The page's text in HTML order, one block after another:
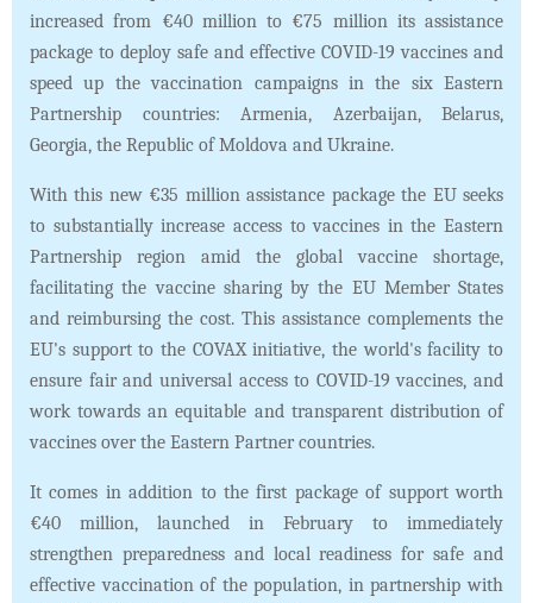
increased from €40 million to €75 million its assistance
package to deploy safe and effective COVID-19 vaccines and
speed up the vaccination campaigns in the six Eastern
Partnership countries: Armenia, Azerbaijan, Belarus,
Georgia, the Republic of Moldova and Ukraine.
With this new €35 million assistance package the EU seeks
to substantially increase access to vaccines in the Eastern
Partnership region amid the global vaccine shortage,
facilitating the vaccine sharing by the EU Member States
and reimbursing the cost. This assistance complements the
EU's support to the COVAX initiative, the world's facility to
ensure fair and universal access to COVID-19 vaccines, and
work towards an equitable and transparent distribution of
vaccines over the Eastern Partner countries.
It comes in addition to the first package of support worth
€40 million, launched in February to immediately
strengthen preparedness and local readiness for safe and
effective vaccination of the population, in partnership with